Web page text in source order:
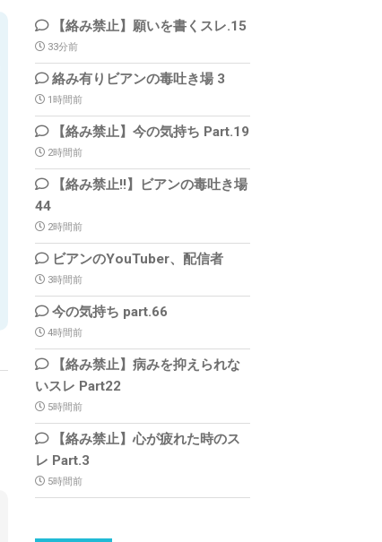
【絡み禁止】願いを書くスレ.15
33分前
絡み有りビアンの毒吐き場 3
1時間前
【絡み禁止】今の気持ち Part.19
2時間前
【絡み禁止!!】ビアンの毒吐き場
44
2時間前
ビアンのYouTuber、配信者
3時間前
今の気持ち part.66
4時間前
【絡み禁止】病みを抑えられな
いスレ Part22
5時間前
【絡み禁止】心が疲れた時のス
レ Part.3
5時間前